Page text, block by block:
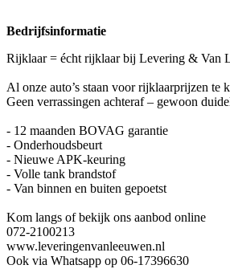
Bedrijfsinformatie
Rijklaar = écht rijklaar bij Levering & Van
Al onze auto’s staan voor rijklaarprijzen te
Geen verrassingen achteraf – gewoon
- 12 maanden BOVAG garantie
- Onderhoudsbeurt
- Nieuwe APK-keuring
- Volle tank brandstof
- Van binnen en buiten gepoetst
Kom langs of bekijk ons aanbod online
072-2100213
www.leveringenvanleeuwen.nl
Ook via Whatsapp op 06-17396630